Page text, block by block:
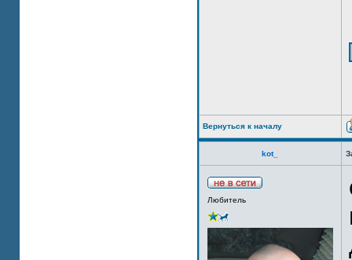
Вернуться к началу
kot_
Любитель